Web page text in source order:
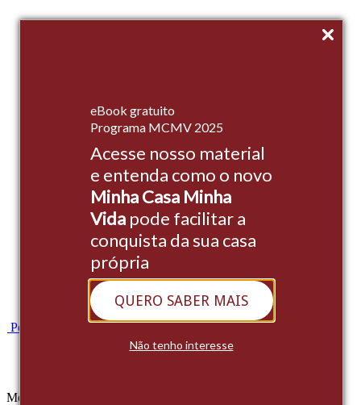
eBook gratuito
Programa MCMV 2025
Acesse nosso material
e entenda como o novo
Minha Casa Minha
Vidapode facilitar a
conquista da sua casa
própria
QUERO SABER MAIS
Não tenho interesse
Empreendimentos
Institucional
Portal do Cliente
Menu